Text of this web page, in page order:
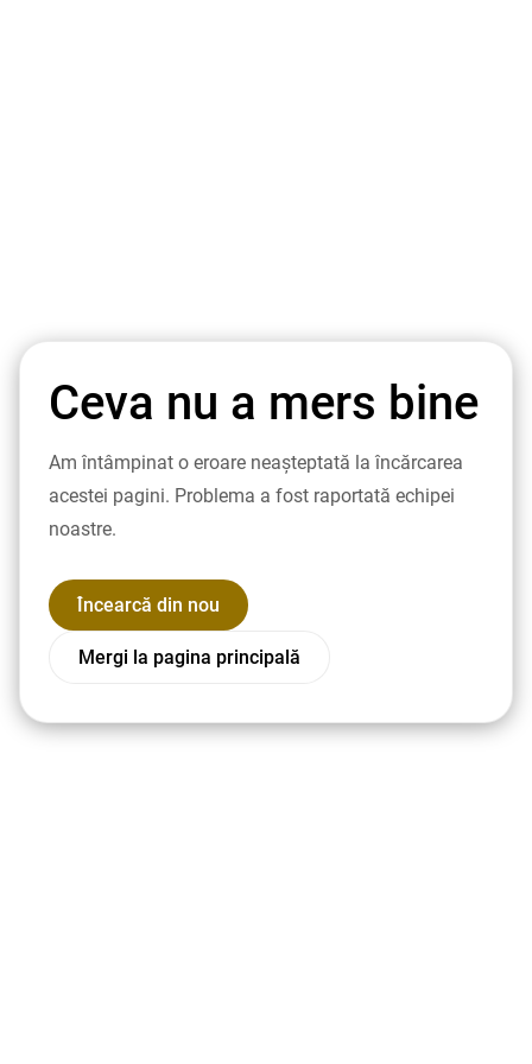
Ceva nu a mers bine
Am întâmpinat o eroare neașteptată la încărcarea
acestei pagini. Problema a fost raportată echipei
noastre.
Încearcă din nou
Mergi la pagina principală